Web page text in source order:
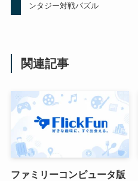
ンタジー対戦パズル
関連記事
ファミリーコンピュータ版